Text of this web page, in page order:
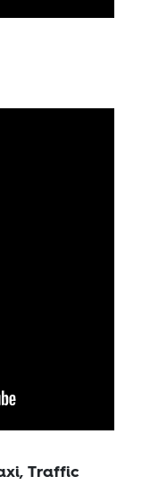
Traffic